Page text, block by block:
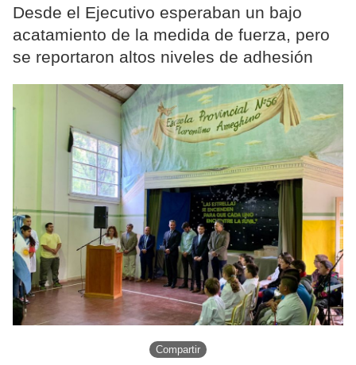
Desde el Ejecutivo esperaban un bajo
acatamiento de la medida de fuerza, pero
se reportaron altos niveles de adhesión
Compartir